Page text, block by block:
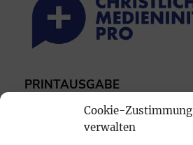
Cookie-Zustimmung
verwalten
PRINTAUSGABE
Mediadaten